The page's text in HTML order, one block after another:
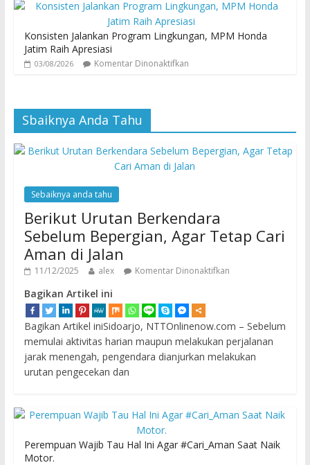
Konsisten Jalankan Program Lingkungan, MPM Honda
Jatim Raih Apresiasi
03/08/2026 Komentar Dinonaktifkan
Sbaiknya Anda Tahu
Sebaiknya anda tahu
Berikut Urutan Berkendara
Sebelum Bepergian, Agar Tetap Cari
Aman di Jalan
11/12/2025 alex Komentar Dinonaktifkan
Bagikan Artikel ini
Bagikan Artikel iniSidoarjo, NTTOnlinenow.com – Sebelum
memulai aktivitas harian maupun melakukan perjalanan
jarak menengah, pengendara dianjurkan melakukan
urutan pengecekan dan
Perempuan Wajib Tau Hal Ini Agar #Cari_Aman Saat Naik
Motor.